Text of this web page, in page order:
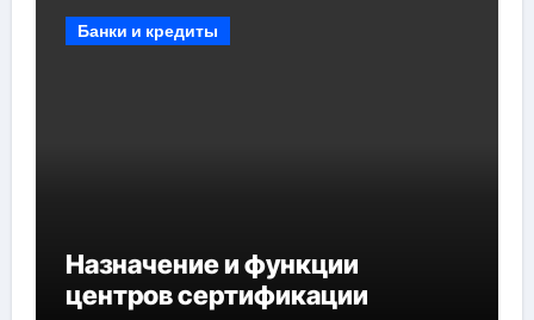
Банки и кредиты
Назначение и функции
центров сертификации